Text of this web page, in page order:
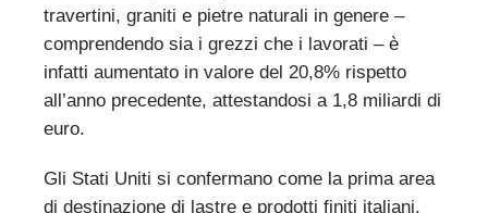
travertini, graniti e pietre naturali in genere –
comprendendo sia i grezzi che i lavorati – è
infatti aumentato in valore del 20,8% rispetto
all’anno precedente, attestandosi a 1,8 miliardi di
euro.
Gli Stati Uniti si confermano come la prima area
di destinazione di lastre e prodotti finiti italiani,